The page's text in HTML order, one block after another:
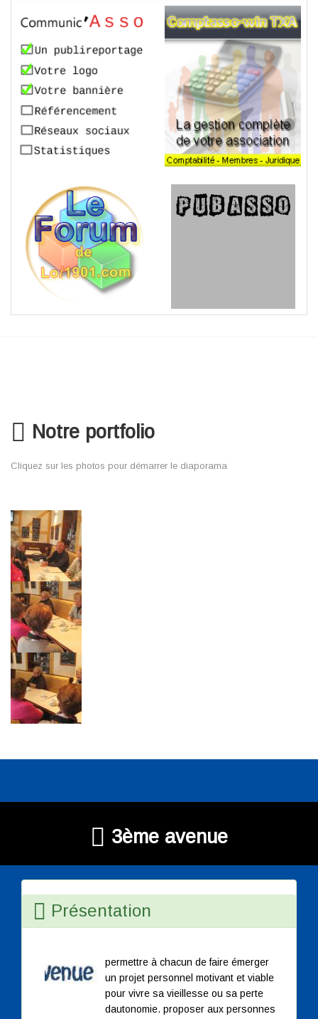
Notre portfolio
Cliquez sur les photos pour démarrer le diaporama
3ème avenue
Présentation
permettre à chacun de faire émerger
un projet personnel motivant et viable
pour vivre sa vieillesse ou sa perte
dautonomie. proposer aux personnes